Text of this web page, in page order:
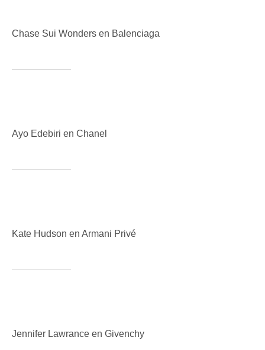
Chase Sui Wonders en Balenciaga
Ayo Edebiri en Chanel
Kate Hudson en Armani Privé
Jennifer Lawrance en Givenchy